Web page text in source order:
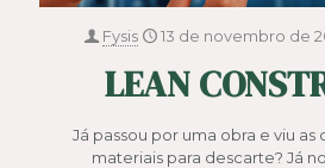
Fysis 13 de novembro de
LEAN
Já passou por uma obra e viu
materiais para descarte? Já